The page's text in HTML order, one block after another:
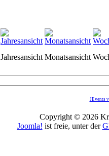
Jahresansicht Monatsansicht
JEvents
Copyright © 2026
Joomla! ist freie, unter der